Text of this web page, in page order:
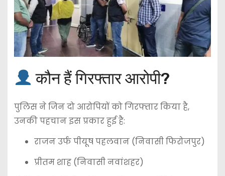
कौन हैं गिरफ्तार आरोपी?
पुलिस ने जिन दो आरोपियों को गिरफ्तार किया है,
उनकी पहचान इस प्रकार हुई है:
राजन उर्फ पीयूष पहलवान (निवासी फिरोजपुर)
प्रीतम शाह (निवासी नवांशहर)